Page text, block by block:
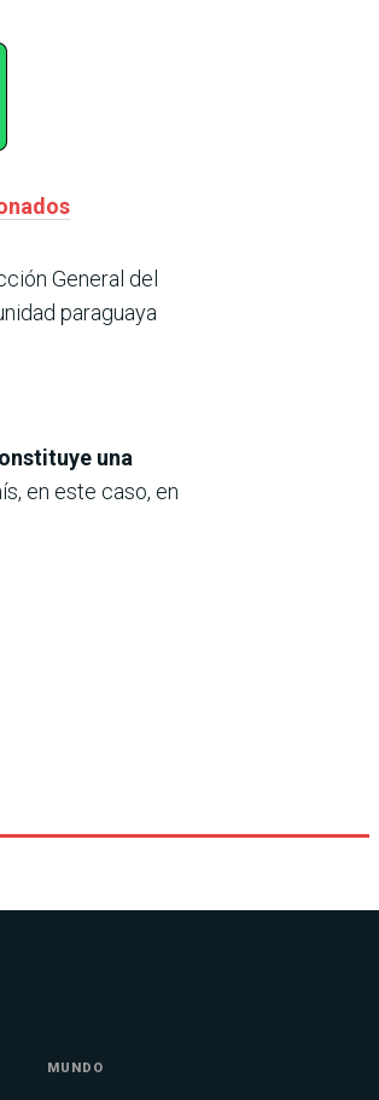
General del
paraguaya
una
en este caso, en
MUNDO